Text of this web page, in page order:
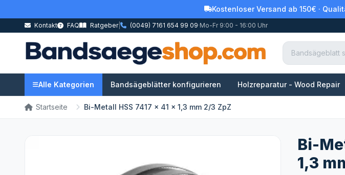
Kostenloser Versand ab 150€ ·
Kontakt FAQ Ratgeber| (0049) 7161 654 99 09·Mo-Fr 9:00 - 16:00 Uhr
Alle Kategorien Bandsägeblätter konfigurieren Holzreparatur - Wood Repair
Startseite Bi-Metall HSS 7417 x 41 x 1,3 mm 2/3 ZpZ
Bi-
1,3